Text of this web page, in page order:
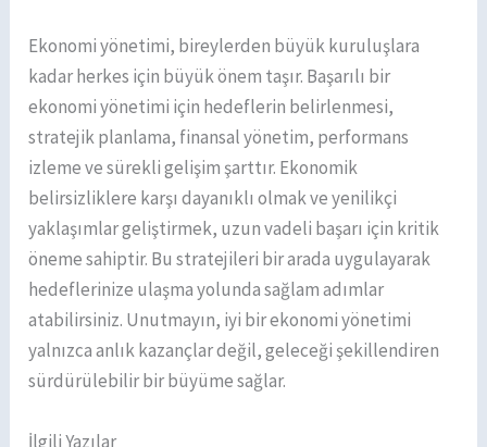
Ekonomi yönetimi, bireylerden büyük kuruluşlara
kadar herkes için büyük önem taşır. Başarılı bir
ekonomi yönetimi için hedeflerin belirlenmesi,
stratejik planlama, finansal yönetim, performans
izleme ve sürekli gelişim şarttır. Ekonomik
belirsizliklere karşı dayanıklı olmak ve yenilikçi
yaklaşımlar geliştirmek, uzun vadeli başarı için kritik
öneme sahiptir. Bu stratejileri bir arada uygulayarak
hedeflerinize ulaşma yolunda sağlam adımlar
atabilirsiniz. Unutmayın, iyi bir ekonomi yönetimi
yalnızca anlık kazançlar değil, geleceği şekillendiren
sürdürülebilir bir büyüme sağlar.
İlgili Yazılar